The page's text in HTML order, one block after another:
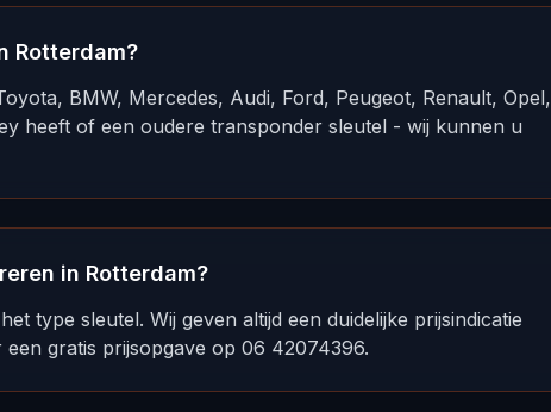
Rotterdam?
BMW, Mercedes, Audi, Ford, Peugeot, Renault, Opel,
heeft of een oudere transponder sleutel - wij kunnen u
in Rotterdam?
type sleutel. Wij geven altijd een duidelijke prijsindicatie
gratis prijsopgave op 06 42074396.